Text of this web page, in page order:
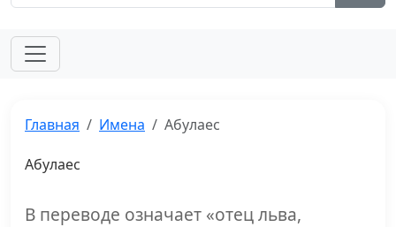
Главная Имена Абулаес
Абулаес
В переводе означает «отец льва,